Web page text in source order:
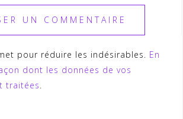
pour réduire les indésirables. En
dont les données de vos
traitées.